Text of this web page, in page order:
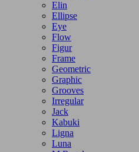
Elin
Ellipse
Eye
Flow
Figur
Frame
Geometric
Graphic
Grooves
Irregular
Jack
Kabuki
Ligna
Luna